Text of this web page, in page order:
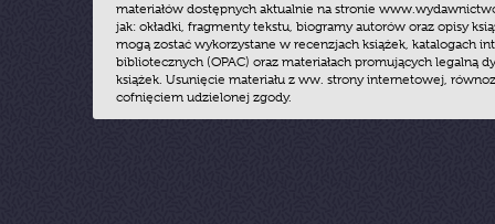
materiałów dostępnych aktualnie na stronie
jak: okładki, fragmenty tekstu, biogramy autorów oraz opisy
mogą zostać wykorzystane w recenzjach książek, katalogach
bibliotecznych (OPAC) oraz materiałach promujących legalną
książek. Usunięcie materiału z ww. strony internetowej,
cofnięciem udzielonej zgody.